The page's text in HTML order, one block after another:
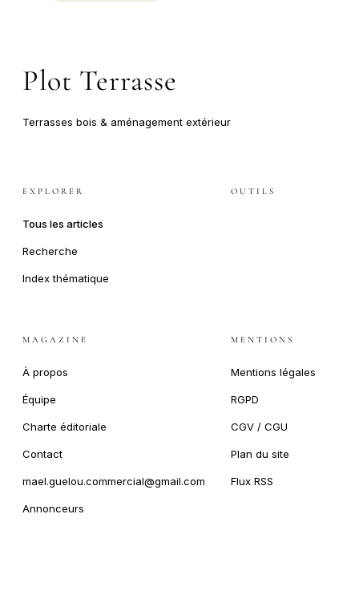
Plot Terrasse
Terrasses bois & aménagement extérieur
EXPLORER
Tous les articles
Recherche
Index thématique
OUTILS
MAGAZINE
À propos
Équipe
Charte éditoriale
Contact
mael.guelou.commercial@gmail.com
Annonceurs
MENTIONS
Mentions légales
RGPD
CGV / CGU
Plan du site
Flux RSS